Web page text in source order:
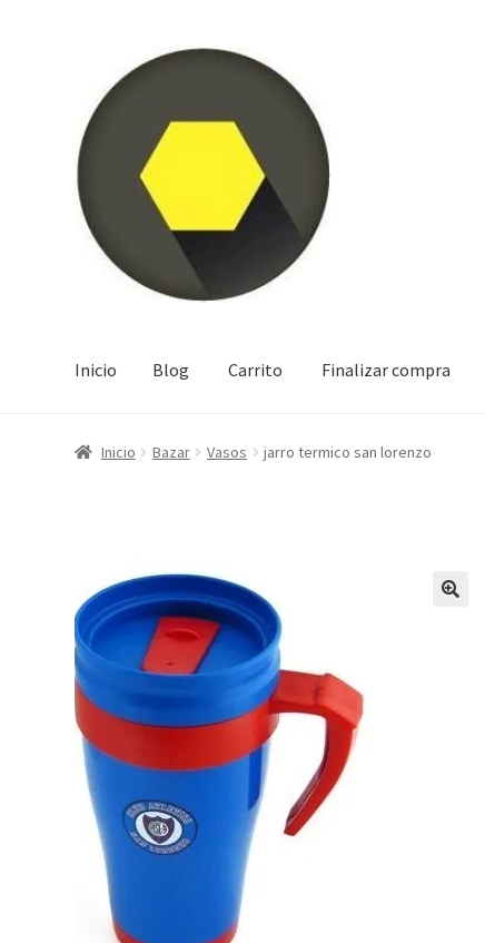
navegación
contenido
Inicio Blog Carrito Finalizar compra
Inicio BlogCarrito Finalizar compra Mi cuenta
Inicio Bazar Vasos jarro termico san lorenzo